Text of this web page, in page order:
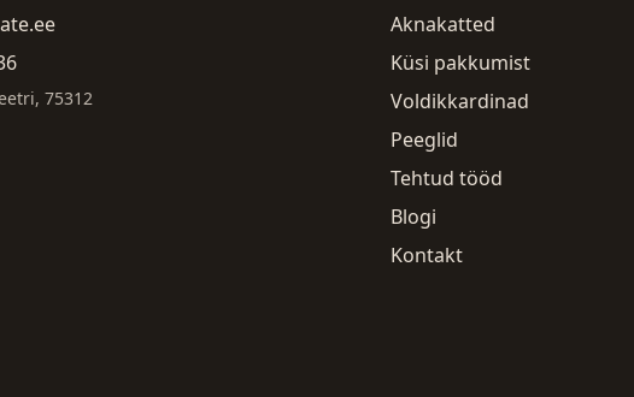
75312
Aknakatted
Küsi pakkumist
Voldikkardinad
Peeglid
Tehtud tööd
Blogi
Kontakt